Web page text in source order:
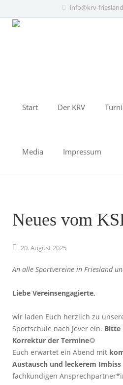
info@krv-
Start Der KRV
Media Impressum
Neues vom
20.August2025
An alle Sportvereine in Friesland
Liebe Vereinsengagierte,
wir laden Euch herzlich zu
Sportschule nach Jever ein. Bitte
Korrektur der Termine🌻
Euch erwartet ein Abend mit
Austausch und leckerem Imbiss
fachkundigen